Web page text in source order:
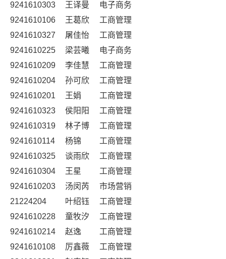
9241610303
王译曼
电子商务
9241610106
王葛欣
工商管理
9241610327
屠佳怡
工商管理
9241610225
梁芸曦
电子商务
9241610209
李佳慧
工商管理
9241610204
孙可欣
工商管理
9241610201
王娟
工商管理
9241610323
侯阳阳
工商管理
9241610319
林子博
工商管理
9241610114
杨锦
工商管理
9241610325
谈雨欣
工商管理
9241610304
王星
工商管理
9241610203
汤闵芮
市场营销
21224204
叶绍钰
工商管理
9241610228
童牧汐
工商管理
9241610214
赵逸
工商管理
9241610108
厉鑫薇
工商管理